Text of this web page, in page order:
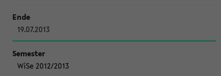
19.07.2013
WiSe 2012/2013